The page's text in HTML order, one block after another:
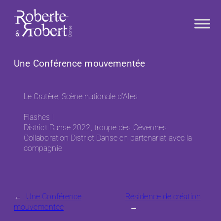
Aller
contenu
Une Conférence mouvementée
Le Cratère, Scène nationale d’Ales
Flashes !
District Danse 2022, troupe des Cévennes
Collaboration District Danse en partenariat avec la
compagnie
←
Une Conférence
mouvementée
Résidence de création
→